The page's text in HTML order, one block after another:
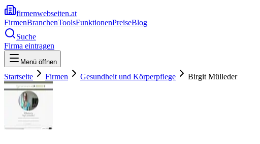
firmenwebseiten.at
FirmenBranchenToolsFunktionenPreiseBlog
Suche
Firma eintragen
Menü öffnen
Startseite Firmen Gesundheit und Körperpflege Birgit Mülleder